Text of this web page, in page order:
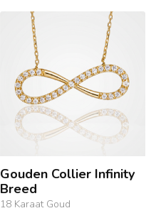
Gouden Collier Infinity
Breed
18 Karaat Goud